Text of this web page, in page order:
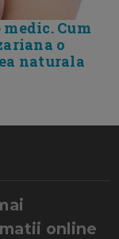
Cum
o
naturala
online